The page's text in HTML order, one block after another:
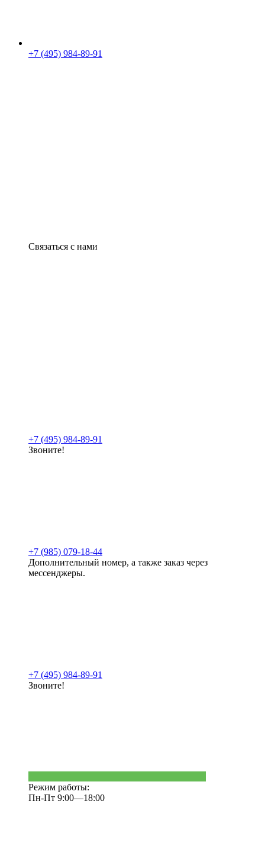
+7 (495) 984-89-91
Связаться с нами
+7 (495) 984-89-91
Звоните!
+7 (985) 079-18-44
Дополнительный номер, а также заказ через
мессенджеры.
+7 (495) 984-89-91
Звоните!
Режим работы:
Пн-Пт 9:00—18:00